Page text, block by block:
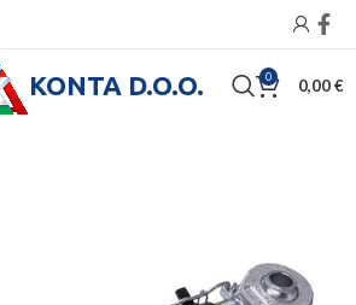
KONTA D.O.O. 0 0,00€